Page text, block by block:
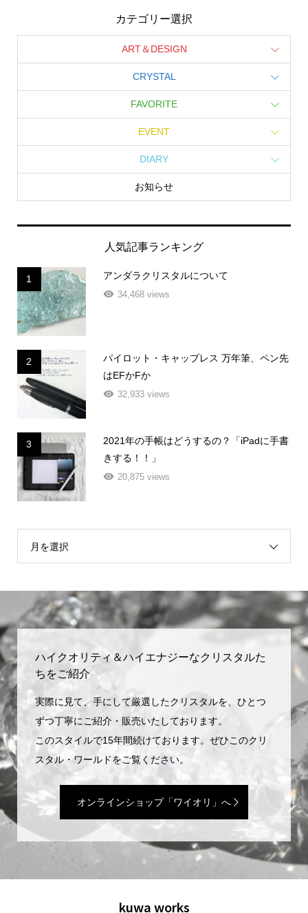
カテゴリー選択
ART＆DESIGN
CRYSTAL
FAVORITE
EVENT
DIARY
お知らせ
人気記事ランキング
1 アンダラクリスタルについて
34,468 views
2
パイロット・キャップレス 万年筆、ペン先
はEFかFか
32,933 views
3
2021年の手帳はどうするの？「iPadに手書
きする！！」
20,875 views
月を選択
ハイクオリティ＆ハイエナジーなクリスタルた
ちをご紹介
実際に見て、手にして厳選したクリスタルを、ひとつ
ずつ丁寧にご紹介・販売いたしております。
このスタイルで15年間続けております。ぜひこのクリ
スタル・ワールドをご覧ください。
オンラインショップ「ワイオリ」へ
kuwa works